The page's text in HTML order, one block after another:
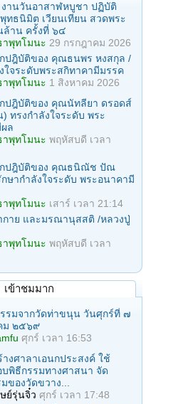
งานวันอาสาฬหบูชา ปฏิบัติ
ทธนิมิต เวียนเทียน สวดพระ
ล้าน ครั้งที่ ๖๔
าพุทโมนะ 29 กรกฎาคม 2026
ปฎิบัติของ คุณธนพร หงสกุล /
ใจระดับพระสกิทาคามีมรรค
าพุทโมนะ 1 สิงหาคม 2026
ปฎิบัติของ คุณนัทลียา ดรอดส์
) ทรงกำลังใจระดับ พระ
ล
าพุทโมนะ พฤหัสบดี เวลา
กปฎิบัติของ คุณธนิณัช ปัณ
ษากำลังใจระดับ พระอนาคามี
าพุทโมนะ เสาร์ เวลา 21:14
าย และมรณานุสสติ /หลวงปู่
าพุทโมนะ พฤหัสบดี เวลา
เข้าชมมาก
รรมจากวัดท่าขนุน วันศุกร์ที่ ๗
ม ๒๕๖๙
ศุกร์ เวลา 16:53
งศาลาเอนกประสงค์ ใช้
บพิธีกรรมทางศาสนา จัด
ของวัดขวาง...
ย์รุ่นจิ๋ว ศุกร์ เวลา 17:48